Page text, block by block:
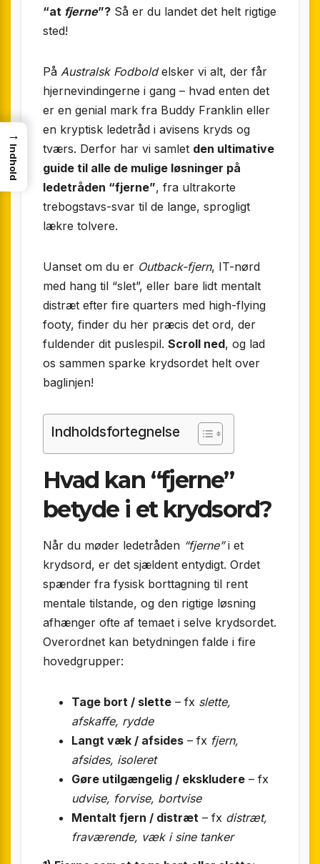
“at fjerne”? Så er du landet det helt rigtige
sted!
På Australsk Fodboldelsker vi alt, der får
hjernevindingerne i gang – hvad enten det
er en genial mark fra Buddy Franklin eller
en kryptisk ledetråd i avisens kryds og
tværs. Derfor har vi samlet den ultimative
guide til alle de mulige løsninger på
ledetråden “fjerne”, fra ultrakorte
trebogstavs-svar til de lange, sprogligt
lækre tolvere.
Uanset om du er Outback-fjern, IT-nørd
med hang til “slet”, eller bare lidt mentalt
distræt efter fire quarters med high-flying
footy, finder du her præcis det ord, der
fuldender dit puslespil. Scroll ned, og lad
os sammen sparke krydsordet helt over
baglinjen!
Indholdsfortegnelse
Hvad kan “fjerne”
betyde i et krydsord?
Når du møder ledetråden “fjerne”i et
krydsord, er det sjældent entydigt. Ordet
spænder fra fysisk borttagning til rent
mentale tilstande, og den rigtige løsning
afhænger ofte af temaet i selve krydsordet.
Overordnet kan betydningen falde i fire
hovedgrupper:
Tage bort / slette – fx slette,
afskaffe, rydde
Langt væk / afsides – fx fjern,
afsides, isoleret
Gøre utilgængelig / ekskludere – fx
udvise, forvise, bortvise
Mentalt fjern / distræt – fx distræt,
fraværende, væk i sine tanker
→
Indhold